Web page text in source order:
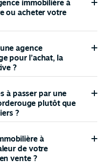
immobilière à
ou acheter votre
agence
pour l’achat, la
?
à passer par une
plutôt que
?
à
de votre
vente ?